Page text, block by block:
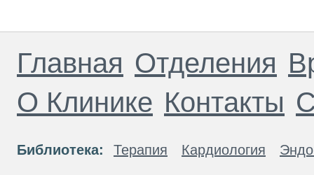
Главная Отделения
О Клинике Контакты
Библиотека: Терапия Кардиология